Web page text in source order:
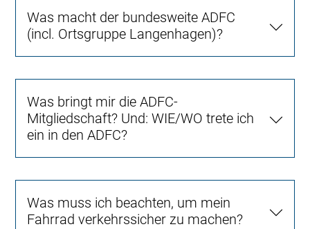
Was macht der bundesweite ADFC
(incl. Ortsgruppe Langenhagen)?
Was bringt mir die ADFC-
Mitgliedschaft? Und: WIE/WO trete ich
ein in den ADFC?
Was muss ich beachten, um mein
Fahrrad verkehrssicher zu machen?